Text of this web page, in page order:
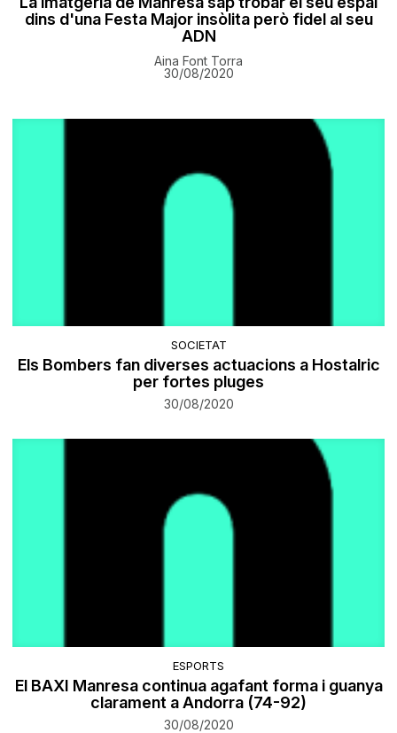
dins d'una Festa Major insòlita però fidel al seu
ADN
Aina Font Torra
30/08/2020
SOCIETAT
Els Bombers fan diverses actuacions a Hostalric
per fortes pluges
30/08/2020
ESPORTS
El BAXI Manresa continua agafant forma i guanya
clarament a Andorra (74-92)
30/08/2020